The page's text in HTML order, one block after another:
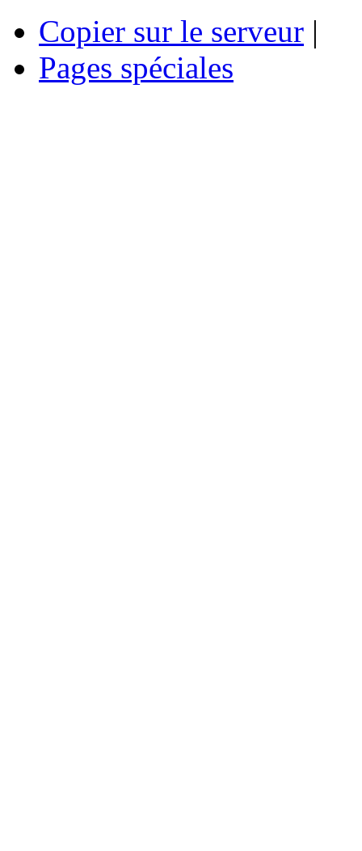
Copier sur le serveur |
Pages spéciales